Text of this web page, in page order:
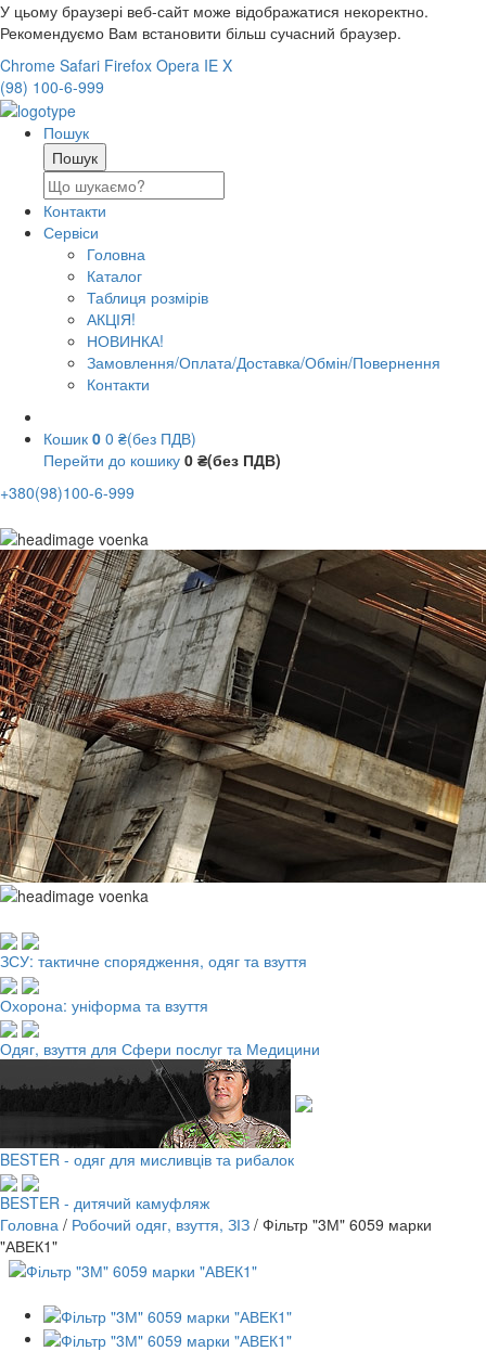
У цьому браузері веб-сайт може відображатися некоректно.
Рекомендуємо Вам встановити більш сучасний браузер.
Chrome Safari Firefox Opera IE X
(98) 100-6-999
Пошук
Контакти
Сервіси
Головна
Каталог
Таблиця розмірів
АКЦІЯ!
НОВИНКА!
Замовлення/Оплата/Доставка/Обмін/Повернення
Контакти
Кошик 0 0 ₴(без ПДВ)
Перейти до кошику 0 ₴(без ПДВ)
+380(98)100-6-999
ЗСУ: тактичне спорядження, одяг та взуття
Охорона: уніформа та взуття
Одяг, взуття для Сфери послуг та Медицини
BESTER - одяг для мисливців та рибалок
BESTER - дитячий камуфляж
Головна / Робочий одяг, взуття, ЗІЗ / Фільтр "3М" 6059 марки
"АВЕК1"